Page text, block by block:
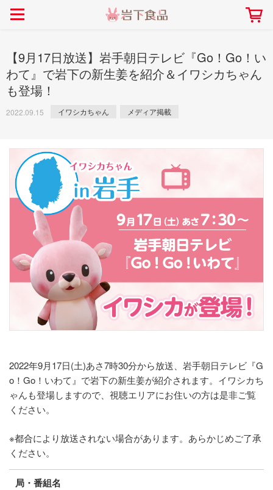
採用情報
> 新商品
> イベント
> コラボ
> ミュージアム
> イワシカちゃん
> オンラインショップ
> メディア掲載
> その他
【7月1日～8月30日】夏イベン
ジアム
2026.07.01
> 生姜
> らっきょう
> オリーブ
> その他
> らっきょうレシピ
> オリーブレシピ
> その他のレシピ
社長おすすめ！岩下の新生姜と
岩下の新生姜について 岩下のらっきょうにつ
岩下の新生姜万年筆インク 書く描くコンテ
スト
岩下の新生姜Sing＆
～ニュージンジャーイ
【9月17日放送】岩手朝日テレビ『Go！Go！い
わて』で岩下の新生姜を紹介＆イワシカちゃん
も登場！
2022.09.15 イワシカちゃん メディア掲載
2022年9月17日(土)あさ7時30分から放送、岩手朝日テレビ『G
o！Go！いわて』で岩下の新生姜が紹介されます。イワシカち
ゃんも登場しますので、視聴エリアにお住いの方は是非ご覧
ください。
※都合により放送されない場合があります。あらかじめご了承
ください。
局・番組名